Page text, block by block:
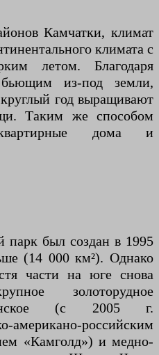
Камчатки, климат
климата с
летом. Благодаря
из-под земли,
год выращивают
Таким же способом
дома и
парк был создан в 1995
(14 000 км²). Однако
части на юге снова
золоторудное
(с 2005 г.
американо-российским
«Камголд») и медно-